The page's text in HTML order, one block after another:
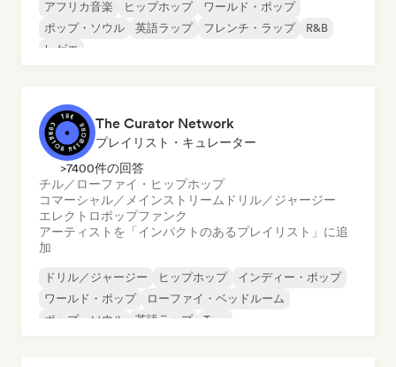
アフリカ音楽 ヒップホップ
ワールド・ポップ
ポップ・ソウル
英語ラップ フレンチ・ラップ
R&B
レゲエ
The Curator Network
プレイリスト・キュレーター
>7400件の回答
チル／ローファイ・ヒップホップ
コマーシャル／メインストリーム ドリル／ジャージー
エレクトロポップファンク
アーティストを「インパクトのあるプレイリスト」に追
加
ドリル／ジャージー ヒップホップ
インディー・ポップ
ワールド・ポップ
ローファイ・ベッドルーム
ポップ・ソウル
英語ラップ Trap